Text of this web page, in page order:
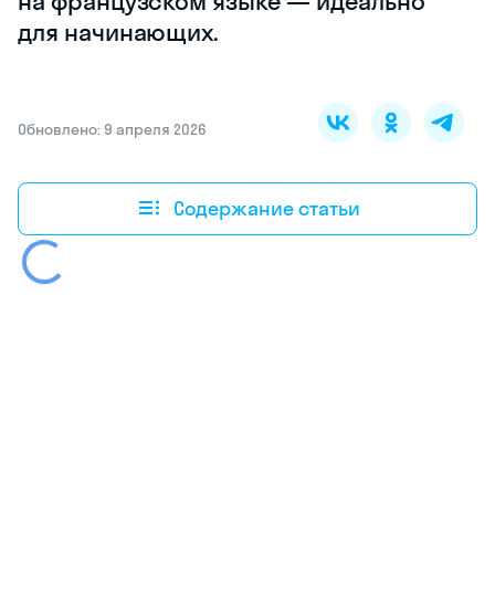
для начинающих.
Обновлено: 9 апреля 2026
Содержание статьи